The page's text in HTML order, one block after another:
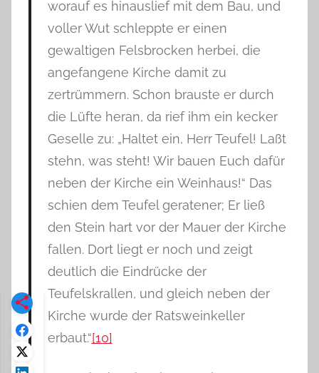
worauf es hinauslief mit dem Bau, und
voller Wut schleppte er einen
gewaltigen Felsbrocken herbei, die
angefangene Kirche damit zu
zertrümmern. Schon brauste er durch
die Lüfte heran, da rief ihm ein kecker
Geselle zu: „Haltet ein, Herr Teufel! Laßt
stehn, was steht! Wir bauen Euch dafür
neben der Kirche ein Weinhaus!“ Das
schien dem Teufel geratener; Er ließ
den Stein hart vor der Mauer der Kirche
fallen. Dort liegt er noch und zeigt
deutlich die Eindrücke der
Teufelskrallen, und gleich neben der
Kirche wurde der Ratsweinkeller
erbaut.“[10]